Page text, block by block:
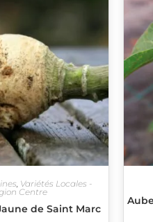
Variétés Locales -
Centre
de Saint Marc